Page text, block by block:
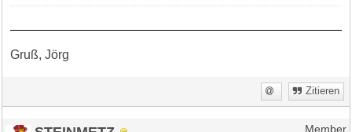
Gruß, Jörg
Zitieren
Member